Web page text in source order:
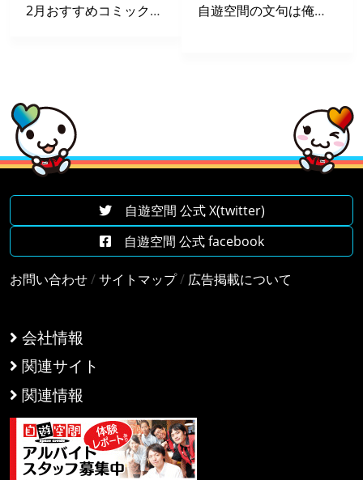
2月おすすめコミックリスト
自遊空間の文句は俺に言え！
会社情報
関連サイト
関連情報
自遊空間 公式 X(twitter)
自遊空間 公式 facebook
お問い合わせ/サイトマップ/ 広告掲載について